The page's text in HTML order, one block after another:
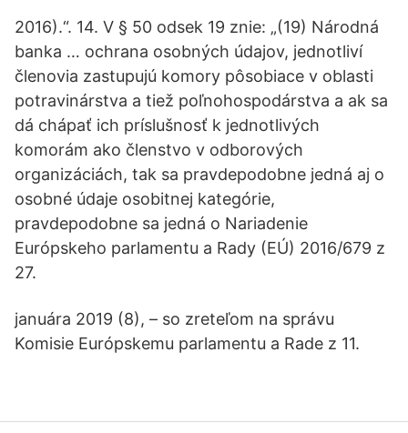
2016).“. 14. V § 50 odsek 19 znie: „(19) Národná
banka … ochrana osobných údajov, jednotliví
členovia zastupujú komory pôsobiace v oblasti
potravinárstva a tiež poľnohospodárstva a ak sa
dá chápať ich príslušnosť k jednotlivých
komorám ako členstvo v odborových
organizáciách, tak sa pravdepodobne jedná aj o
osobné údaje osobitnej kategórie,
pravdepodobne sa jedná o Nariadenie
Európskeho parlamentu a Rady (EÚ) 2016/679 z
27.
januára 2019 (8), – so zreteľom na správu
Komisie Európskemu parlamentu a Rade z 11.